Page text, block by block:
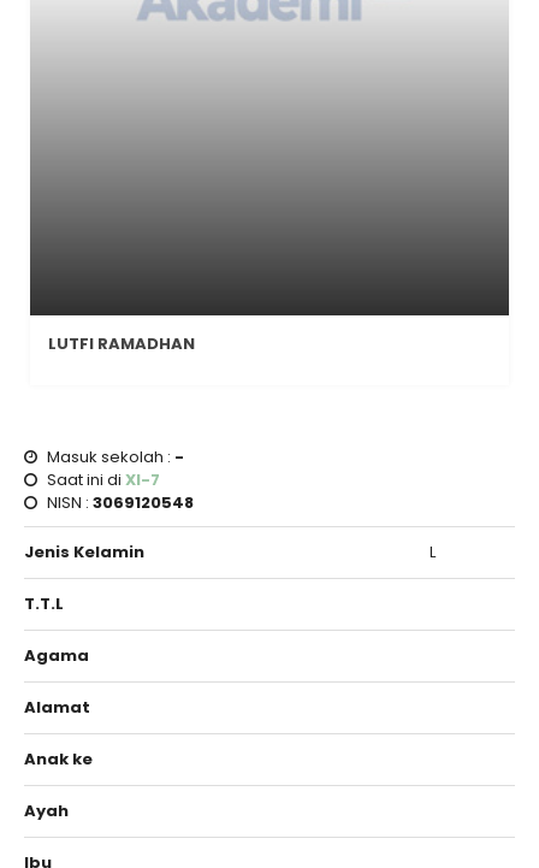
LUTFI RAMADHAN
Masuk sekolah : -
Saat ini di XI-7
NISN : 3069120548
Jenis Kelamin L
T.T.L
Agama
Alamat
Anak ke
Ayah
Ibu